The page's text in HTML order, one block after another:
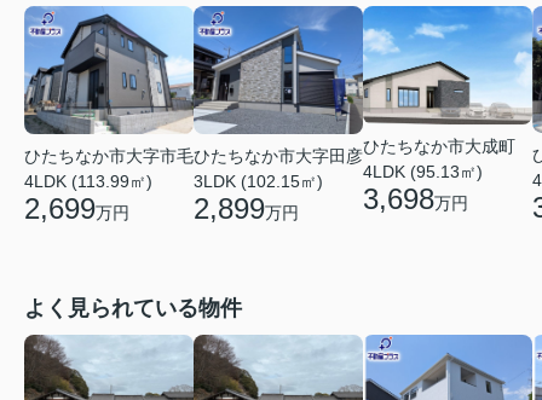
ひたちなか市大字市毛
4LDK (113.99㎡)
2,699万円
ひたちなか市大字田彦
3LDK (102.15㎡)
2,899万円
ひたちなか市大成町
4LDK (95.13㎡)
3,698万円
よく見られている物件